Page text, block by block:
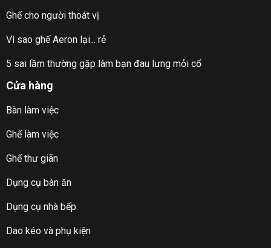
Ghế cho người thoát vị
Vì sao ghế Aeron lại... rẻ
5 sai lầm thường gặp làm bạn đau lưng mỏi cổ
Cửa hàng
Bàn làm việc
Ghế làm việc
Ghế thư giãn
Dụng cụ bàn ăn
Dụng cụ nhà bếp
Dao kéo và phụ kiện